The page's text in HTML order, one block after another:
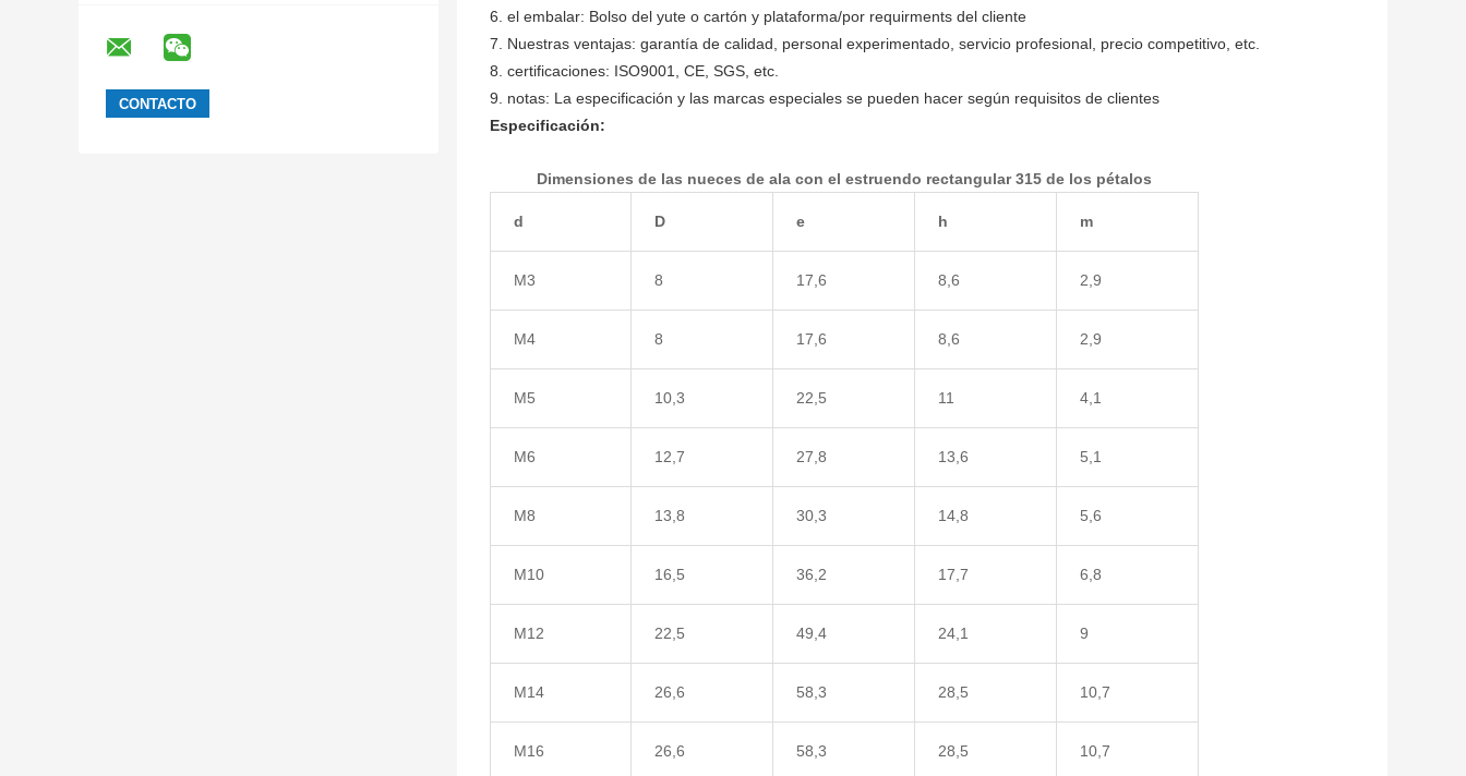
6. el embalar: Bolso del yute o cartón y plataforma/por requirments del cliente
7. Nuestras ventajas: garantía de calidad, personal experimentado, servicio profesional, precio competitivo, etc.
8. certificaciones: ISO9001, CE, SGS, etc.
9. notas: La especificación y las marcas especiales se pueden hacer según requisitos de clientes
Especificación:
Dimensiones de las nueces de ala con el estruendo rectangular 315 de los pétalos
d D e h m
M3 8 17,6 8,6 2,9
M4 8 17,6 8,6 2,9
M5 10,3 22,5 11 4,1
M6 12,7 27,8 13,6 5,1
M8 13,8 30,3 14,8 5,6
M10 16,5 36,2 17,7 6,8
M12 22,5 49,4 24,1 9
M14 26,6 58,3 28,5 10,7
M16 26,6 58,3 28,5 10,7